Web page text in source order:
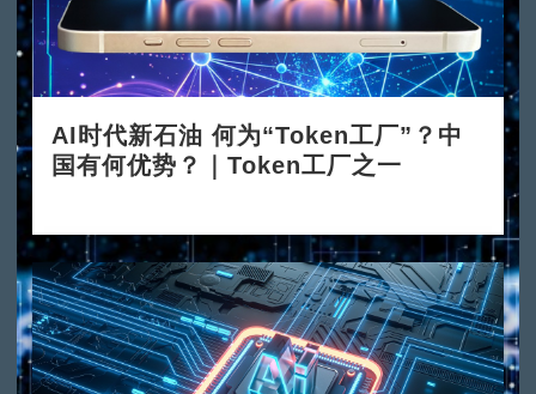
AI时代新石油 何为“Token工厂”？中
国有何优势？｜Token工厂之一